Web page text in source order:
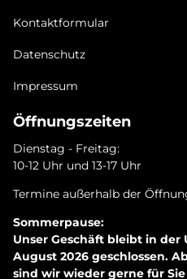
Kontaktformular
Datenschutz
Impressum
Öffnungszeiten
Dienstag - Freitag:
10-12 Uhr und 13-17 Uhr
Termine außerhalb der
Sommerpause:
Unser Geschäft bleibt in der
August 2026 geschlossen.
sind wir wieder gerne für